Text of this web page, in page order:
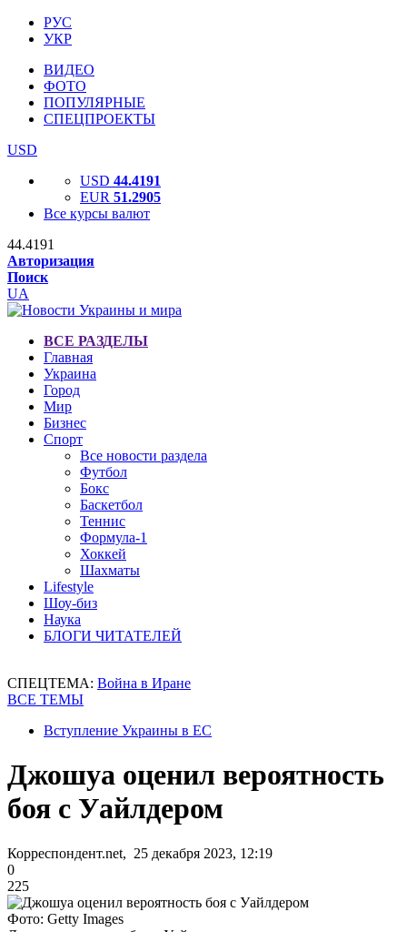
РУС
УКР
ВИДЕО
ФОТО
ПОПУЛЯРНЫЕ
СПЕЦПРОЕКТЫ
USD
USD 44.4191
EUR 51.2905
Все курсы валют
44.4191
Авторизация
Поиск
UA
ВСЕ РАЗДЕЛЫ
Главная
Украина
Город
Мир
Бизнес
Спорт
Все новости раздела
Футбол
Бокс
Баскетбол
Теннис
Формула-1
Хоккей
Шахматы
Lifestyle
Шоу-биз
Наука
БЛОГИ ЧИТАТЕЛЕЙ
СПЕЦТЕМА: Война в Иране
ВСЕ ТЕМЫ
Вступление Украины в ЕС
Джошуа оценил вероятность
боя с Уайлдером
Корреспондент.net, 25 декабря 2023, 12:19
0
225
Фото: Getty Images